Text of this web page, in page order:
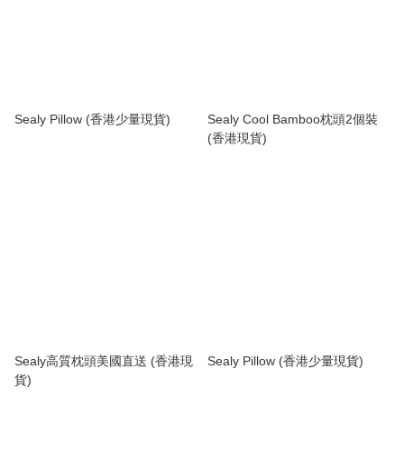
Sealy Pillow (香港少量現貨)
Sealy Cool Bamboo枕頭2個裝
(香港現貨)
Sealy高質枕頭美國直送 (香港現
貨)
Sealy Pillow (香港少量現貨)